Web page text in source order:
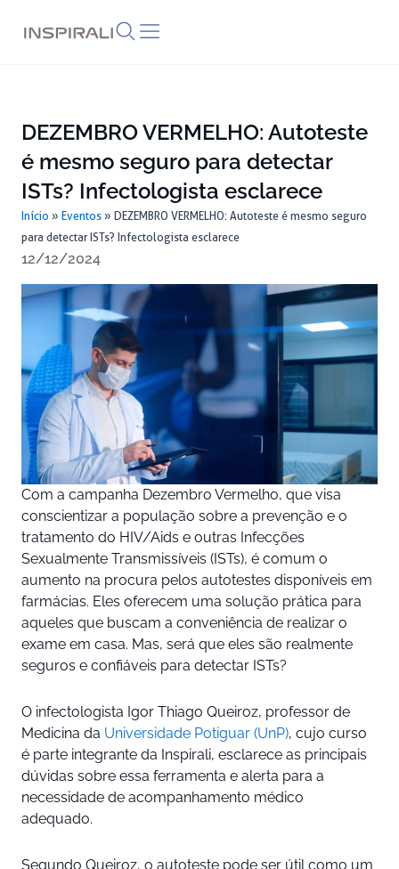
DEZEMBRO VERMELHO: Autoteste
é mesmo seguro para detectar
ISTs? Infectologista esclarece
Início » Eventos » DEZEMBRO VERMELHO: Autoteste é mesmo seguro
para detectar ISTs? Infectologista esclarece
12/12/2024
Com a campanha Dezembro Vermelho, que visa
conscientizar a população sobre a prevenção e o
tratamento do HIV/Aids e outras Infecções
Sexualmente Transmissíveis (ISTs), é comum o
aumento na procura pelos autotestes disponíveis em
farmácias. Eles oferecem uma solução prática para
aqueles que buscam a conveniência de realizar o
exame em casa. Mas, será que eles são realmente
seguros e confiáveis para detectar ISTs?
O infectologista Igor Thiago Queiroz, professor de
Medicina da Universidade Potiguar (UnP), cujo curso
é parte integrante da Inspirali, esclarece as principais
dúvidas sobre essa ferramenta e alerta para a
necessidade de acompanhamento médico
adequado.
Segundo Queiroz, o autoteste pode ser útil como um